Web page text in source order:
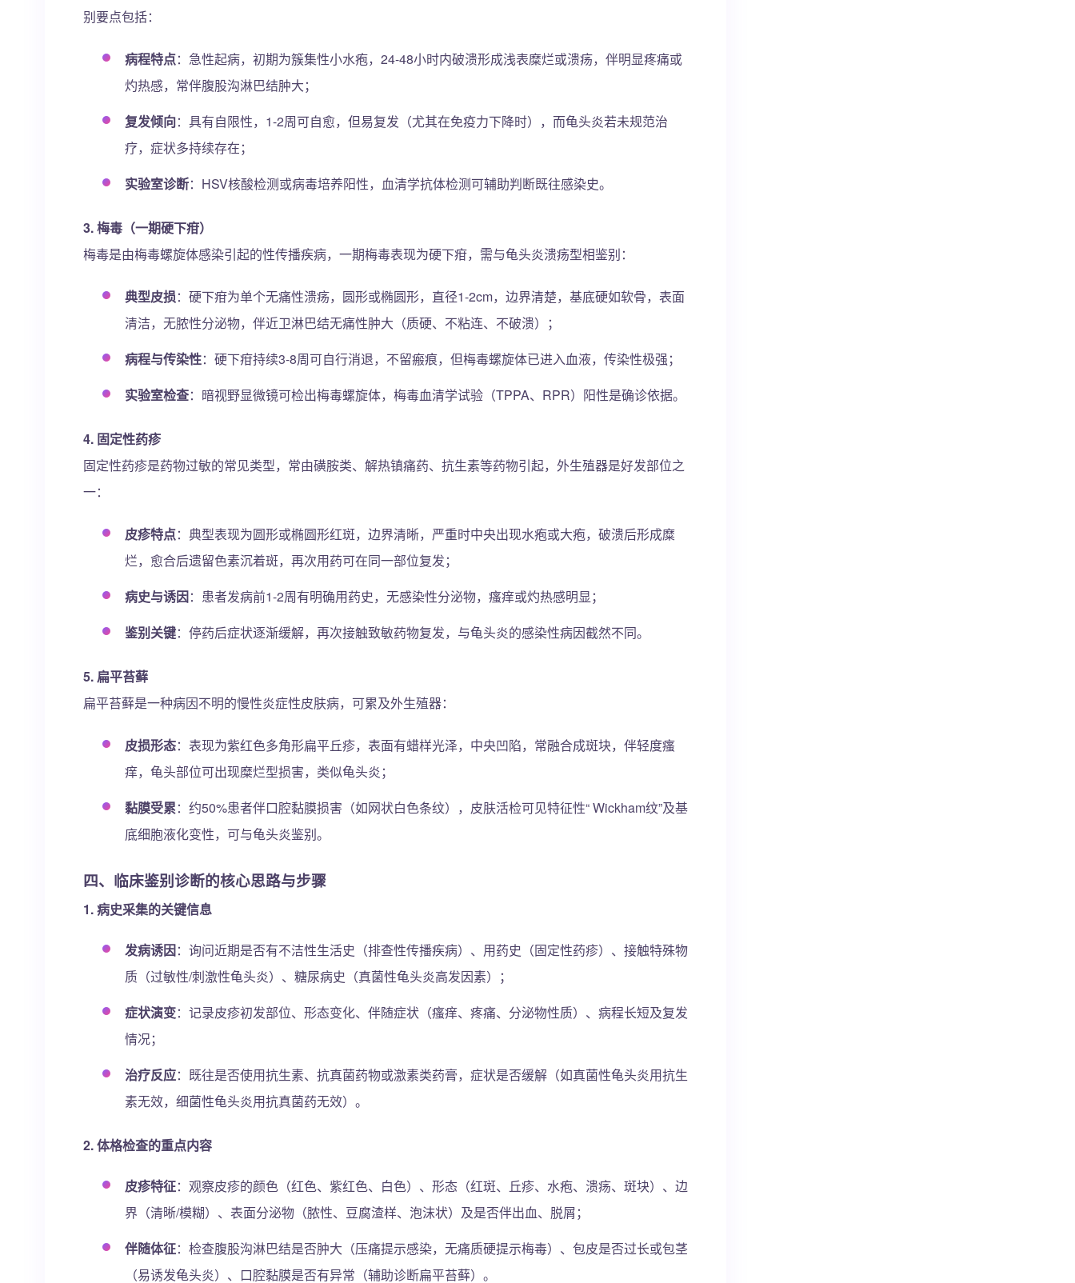
别要点包括：
病程特点：急性起病，初期为簇集性小水疱，24-48小时内破溃形成浅表糜烂或溃疡，伴明显疼痛或
灼热感，常伴腹股沟淋巴结肿大；
复发倾向：具有自限性，1-2周可自愈，但易复发（尤其在免疫力下降时），而龟头炎若未规范治
疗，症状多持续存在；
实验室诊断：HSV核酸检测或病毒培养阳性，血清学抗体检测可辅助判断既往感染史。
3. 梅毒（一期硬下疳）
梅毒是由梅毒螺旋体感染引起的性传播疾病，一期梅毒表现为硬下疳，需与龟头炎溃疡型相鉴别：
典型皮损：硬下疳为单个无痛性溃疡，圆形或椭圆形，直径1-2cm，边界清楚，基底硬如软骨，表面
清洁，无脓性分泌物，伴近卫淋巴结无痛性肿大（质硬、不粘连、不破溃）；
病程与传染性：硬下疳持续3-8周可自行消退，不留瘢痕，但梅毒螺旋体已进入血液，传染性极强；
实验室检查：暗视野显微镜可检出梅毒螺旋体，梅毒血清学试验（TPPA、RPR）阳性是确诊依据。
4. 固定性药疹
固定性药疹是药物过敏的常见类型，常由磺胺类、解热镇痛药、抗生素等药物引起，外生殖器是好发部位之
一：
皮疹特点：典型表现为圆形或椭圆形红斑，边界清晰，严重时中央出现水疱或大疱，破溃后形成糜
烂，愈合后遗留色素沉着斑，再次用药可在同一部位复发；
病史与诱因：患者发病前1-2周有明确用药史，无感染性分泌物，瘙痒或灼热感明显；
鉴别关键：停药后症状逐渐缓解，再次接触致敏药物复发，与龟头炎的感染性病因截然不同。
5. 扁平苔藓
扁平苔藓是一种病因不明的慢性炎症性皮肤病，可累及外生殖器：
皮损形态：表现为紫红色多角形扁平丘疹，表面有蜡样光泽，中央凹陷，常融合成斑块，伴轻度瘙
痒，龟头部位可出现糜烂型损害，类似龟头炎；
黏膜受累：约50%患者伴口腔黏膜损害（如网状白色条纹），皮肤活检可见特征性“ Wickham纹”及基
底细胞液化变性，可与龟头炎鉴别。
四、临床鉴别诊断的核心思路与步骤
1. 病史采集的关键信息
发病诱因：询问近期是否有不洁性生活史（排查性传播疾病）、用药史（固定性药疹）、接触特殊物
质（过敏性/刺激性龟头炎）、糖尿病史（真菌性龟头炎高发因素）；
症状演变：记录皮疹初发部位、形态变化、伴随症状（瘙痒、疼痛、分泌物性质）、病程长短及复发
情况；
治疗反应：既往是否使用抗生素、抗真菌药物或激素类药膏，症状是否缓解（如真菌性龟头炎用抗生
素无效，细菌性龟头炎用抗真菌药无效）。
2. 体格检查的重点内容
皮疹特征：观察皮疹的颜色（红色、紫红色、白色）、形态（红斑、丘疹、水疱、溃疡、斑块）、边
界（清晰/模糊）、表面分泌物（脓性、豆腐渣样、泡沫状）及是否伴出血、脱屑；
伴随体征：检查腹股沟淋巴结是否肿大（压痛提示感染，无痛质硬提示梅毒）、包皮是否过长或包茎
（易诱发龟头炎）、口腔黏膜是否有异常（辅助诊断扁平苔藓）。